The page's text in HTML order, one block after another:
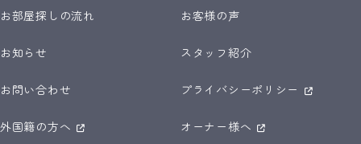
お部屋探しの流れ お客様の声
お知らせ スタッフ紹介
お問い合わせ プライバシーポリシー
外国籍の方へ
オーナー様へ